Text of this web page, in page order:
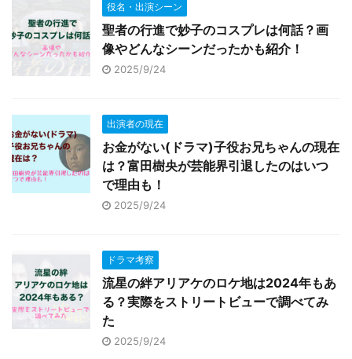
役名・出演シーン
聖者の行進で妙子のコスプレは何話？画
像やどんなシーンだったかも紹介！
2025/9/24
出演者の現在
お金がない(ドラマ)子役お兄ちゃんの現在
は？富田樹央が芸能界引退したのはいつ
で理由も！
2025/9/24
ドラマ考察
流星の絆アリアケのロケ地は2024年もあ
る？実際をストリートビューで調べてみ
た
2025/9/24